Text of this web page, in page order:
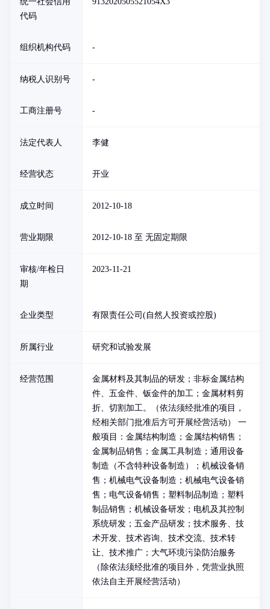
代码
组织机构代码 -
纳税人识别号 -
工商注册号 -
法定代表人 李健
经营状态 开业
成立时间 2012-10-18
营业期限 2012-10-18 至 无固定期限
审核/年检日
期
2023-11-21
企业类型 有限责任公司(自然人投资或控股)
所属行业 研究和试验发展
经营范围
金属材料及其制品的研发；非标金属结构
件、五金件、钣金件的加工；金属材料剪
折、切割加工。（依法须经批准的项目，
经相关部门批准后方可开展经营活动） 一
般项目：金属结构制造；金属结构销售；
金属制品销售；金属工具制造；通用设备
制造（不含特种设备制造）；机械设备销
售；机械电气设备制造；机械电气设备销
售；电气设备销售；塑料制品制造；塑料
制品销售；机械设备研发；电机及其控制
系统研发；五金产品研发；技术服务、技
术开发、技术咨询、技术交流、技术转
让、技术推广；大气环境污染防治服务
（除依法须经批准的项目外，凭营业执照
依法自主开展经营活动）